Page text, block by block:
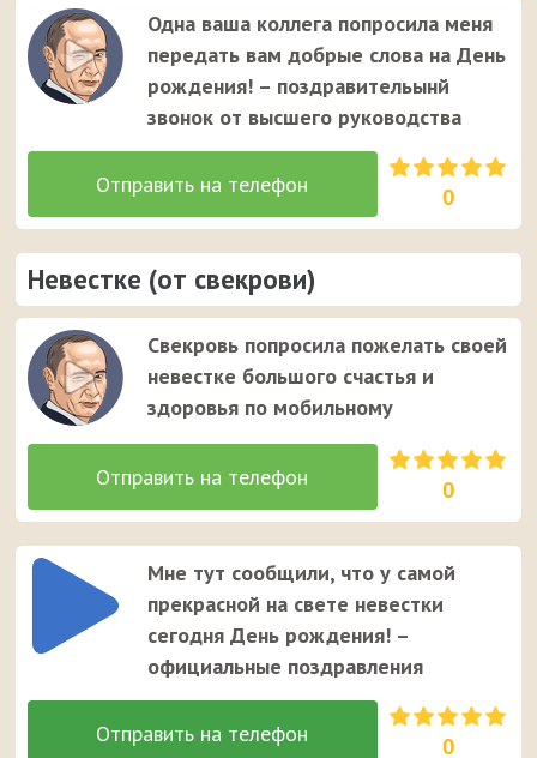
Одна ваша коллега попросила меня
передать вам добрые слова на День
рождения! – поздравительынй
звонок от высшего руководства
0
Невестке (от свекрови)
Свекровь попросила пожелать своей
невестке большого счастья и
здоровья по мобильному
0
Мне тут сообщили, что у самой
прекрасной на свете невестки
сегодня День рождения! –
официальные поздравления
0